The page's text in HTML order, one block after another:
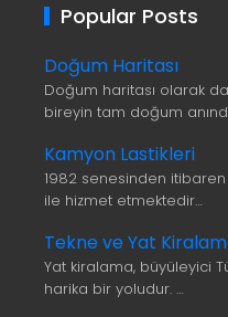
Popular Posts
Doğum Haritası
Doğum haritası olarak
bireyin tam doğum
Kamyon Lastikleri
1982 senesinden
ile hizmet etmektedir…
Tekne ve Yat
Yat kiralama, büyüleyici
harika bir yoludur. …